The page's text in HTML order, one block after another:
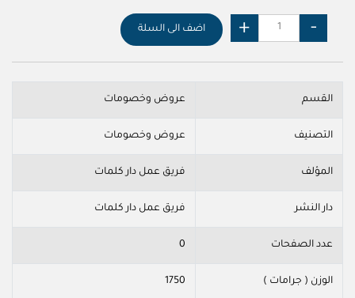
اضف الى السلة
القسم عروض وخصومات
التصنيف عروض وخصومات
المؤلف فريق عمل دار كلمات
دار النشر فريق عمل دار كلمات
عدد الصفحات 0
الوزن ( جرامات ) 1750